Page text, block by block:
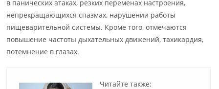
в панических атаках, резких переменах настроения,
непрекращающихся спазмах, нарушении работы
пищеварительной системы. Кроме того, отмечаются
повышение частоты дыхательных движений, тахикардия,
потемнение в глазах.
Читайте также: